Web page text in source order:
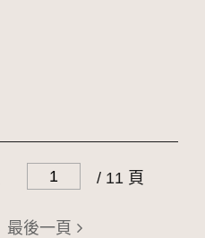
/ 11 頁
最後一頁